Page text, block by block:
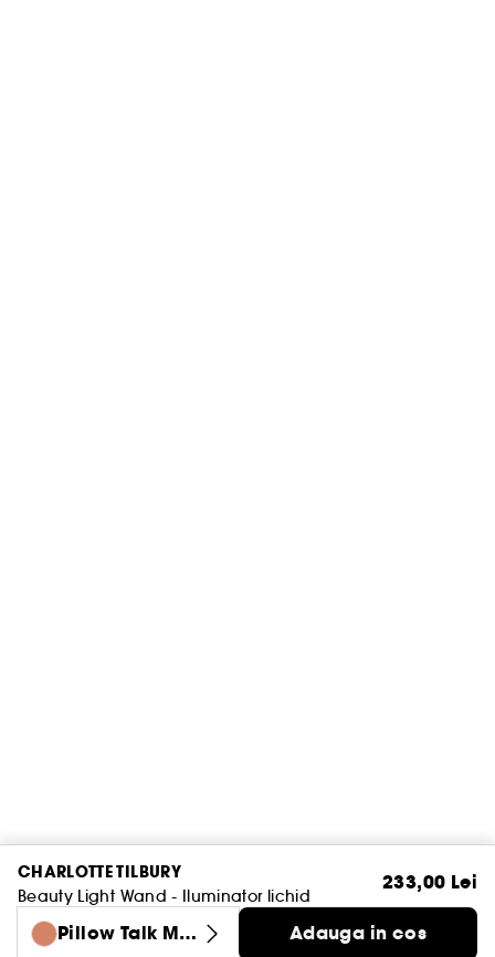
CHARLOTTE TILBURY
Beauty Light Wand - Iluminator lichid
233,00 Lei
Pillow Talk Me
Adauga in cos